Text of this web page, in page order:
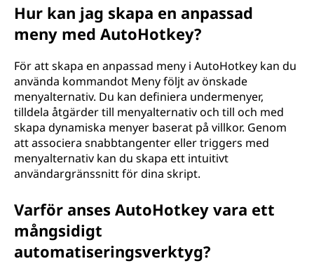
Hur kan jag skapa en anpassad
meny med AutoHotkey?
För att skapa en anpassad meny i AutoHotkey kan du
använda kommandot Meny följt av önskade
menyalternativ. Du kan definiera undermenyer,
tilldela åtgärder till menyalternativ och till och med
skapa dynamiska menyer baserat på villkor. Genom
att associera snabbtangenter eller triggers med
menyalternativ kan du skapa ett intuitivt
användargränssnitt för dina skript.
Varför anses AutoHotkey vara ett
mångsidigt
automatiseringsverktyg?